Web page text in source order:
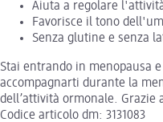
Aiuta a regolare
Favorisce il tono
Senza glutine e senza
Stai entrando in menopausa
accompagnarti durante la
dell’attività ormonale. Grazie
Codice articolo dm: 3131083